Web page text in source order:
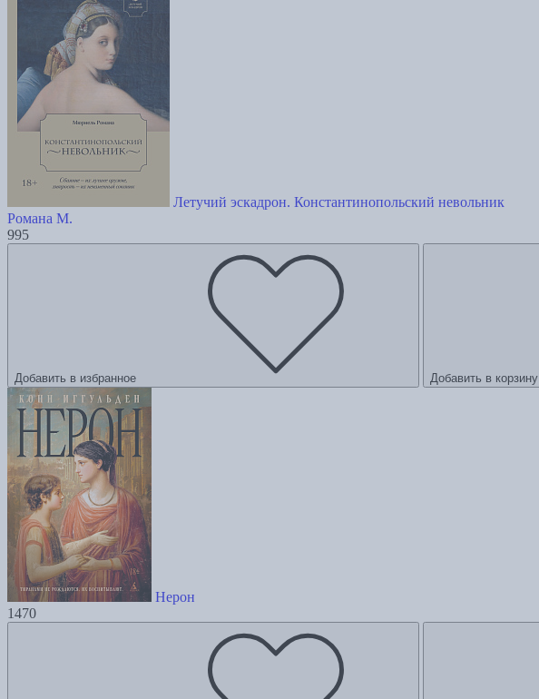
Летучий эскадрон. Константинопольский невольник
Романа М.
995
Добавить в избранное Добавить в корзину
Нерон
1470